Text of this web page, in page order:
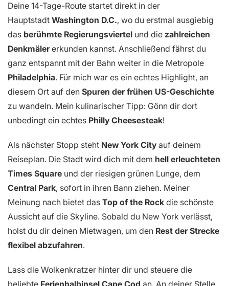
Deine 14-Tage-Route startet direkt in der
Hauptstadt Washington D.C., wo du erstmal ausgiebig
das berühmte Regierungsviertel und die zahlreichen
Denkmälererkunden kannst. Anschließend fährst du
ganz entspannt mit der Bahn weiter in die Metropole
Philadelphia. Für mich war es ein echtes Highlight, an
diesem Ort auf den Spuren der frühen US-Geschichte
zu wandeln. Mein kulinarischer Tipp: Gönn dir dort
unbedingt ein echtes Philly Cheesesteak!
Als nächster Stopp steht New York City auf deinem
Reiseplan. Die Stadt wird dich mit dem hell erleuchteten
Times Square und der riesigen grünen Lunge, dem
Central Park, sofort in ihren Bann ziehen. Meiner
Meinung nach bietet das Top of the Rock die schönste
Aussicht auf die Skyline. Sobald du New York verlässt,
holst du dir deinen Mietwagen, um den Rest der Strecke
flexibel abzufahren.
Lass die Wolkenkratzer hinter dir und steuere die